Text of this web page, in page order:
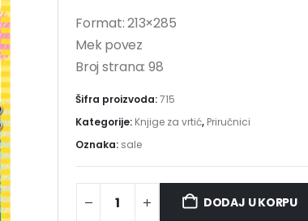
1.518,00RSD.
Format: 213×285
Mek povez
Broj strana: 98
Šifra proizvoda:715
Kategorije: Knjige za vrtić, Priručnici
Oznaka: sale
DODAJ U KORPU
Alternative: